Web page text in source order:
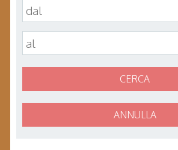
CERCA
ANNULLA